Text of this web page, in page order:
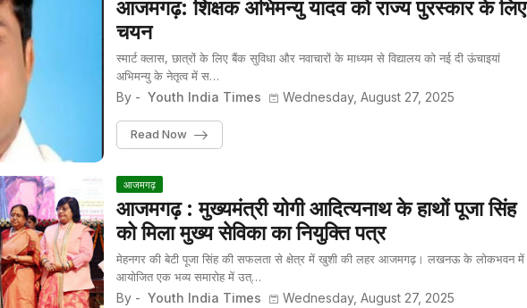
आजमगढ़: शिक्षक अभिमन्यु यादव को राज्य पुरस्कार के लिए
चयन
स्मार्ट क्लास, छात्रों के लिए बैंक सुविधा और नवाचारों के माध्यम से विद्यालय को नई दी ऊंचाइयां
अभिमन्यु के नेतृत्व में स…
By - Youth India Times Wednesday, August 27, 2025
Read Now
आजमगढ़
आजमगढ़ : मुख्यमंत्री योगी आदित्यनाथ के हाथों पूजा सिंह
को मिला मुख्य सेविका का नियुक्ति पत्र
मेहनगर की बेटी पूजा सिंह की सफलता से क्षेत्र में खुशी की लहर आजमगढ़। लखनऊ के लोकभवन में
आयोजित एक भव्य समारोह में उत्…
By - Youth India Times Wednesday, August 27, 2025